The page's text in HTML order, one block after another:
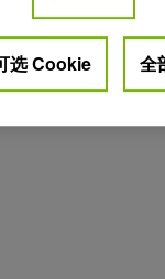
选 Cookie 全